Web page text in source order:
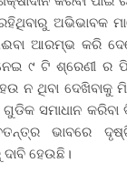
ଅଭିଭାବକ
ଆରମ୍ଭ କରି
୯ ଟି ଶ୍ରେଣୀ ର
ନ ଥିବା ଦେଖିବାକୁ
ଗୁଡିକ ସମାଧାନ
ଭାବରେ
ହେଉଛି।